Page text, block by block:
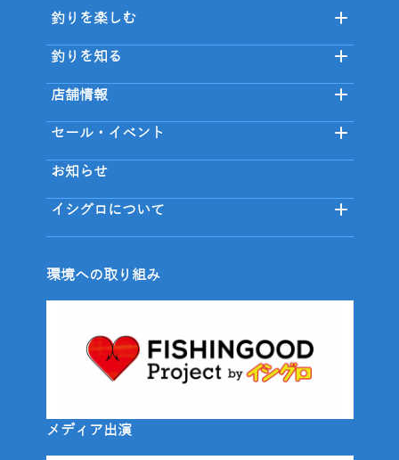
釣りを楽しむ
釣りを知る
店舗情報
セール・イベント
お知らせ
イシグロについて
環境への取り組み
メディア出演